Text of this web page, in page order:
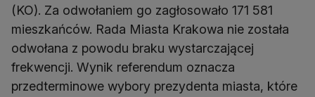
(KO). Za odwołaniem go zagłosowało 171 581
mieszkańców. Rada Miasta Krakowa nie została
odwołana z powodu braku wystarczającej
frekwencji. Wynik referendum oznacza
przedterminowe wybory prezydenta miasta, które